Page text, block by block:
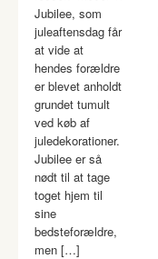
Jubilee, som
juleaftensdag får
at vide at
hendes forældre
er blevet anholdt
grundet tumult
ved køb af
juledekorationer.
Jubilee er så
nødt til at tage
toget hjem til
sine
bedsteforældre,
men […]